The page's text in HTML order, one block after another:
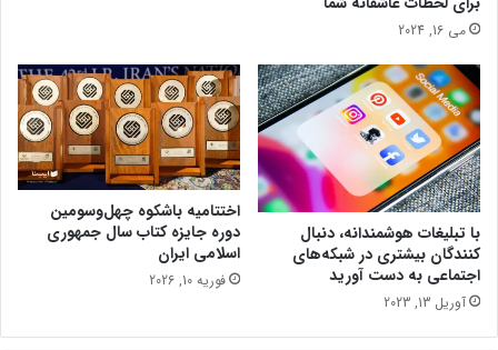
ه
و
ه
د
ا
ش
ت
ی
ن
خ
و
د
چ
ی
می 16, 2024
با تبلیغات هوشمندانه، دنبال
کنندگان بیشتری در شبکه‌های
اجتماعی به دست آورید
آوریل 13, 2023
اختتامیه باشکوه چهل‌وسومین
دوره جایزه کتاب سال جمهوری
اسلامی ایران
فوریه 10, 2026